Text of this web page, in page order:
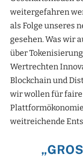
weitergefahren
als Folge unseres
gesehen. Was wir
über
Wertrechten
Blockchain und
wir wollen für
weitreichende